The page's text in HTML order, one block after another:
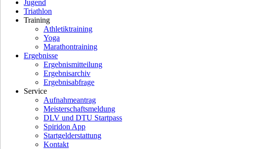
Jugend
Triathlon
Training
Athletiktraining
Yoga
Marathontraining
Ergebnisse
Ergebnismitteilung
Ergebnisarchiv
Ergebnisabfrage
Service
Aufnahmeantrag
Meisterschaftsmeldung
DLV und DTU Startpass
Spiridon App
Startgelderstattung
Kontakt